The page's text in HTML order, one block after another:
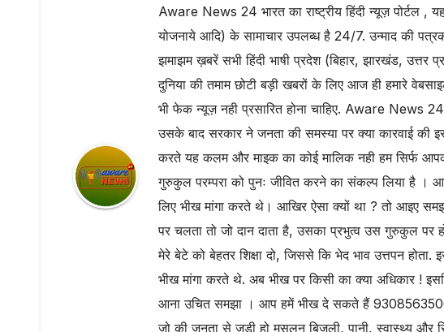
Aware News 24 भारत का राष्ट्रीय हिंदी न्यूज़ पोर्टल ,
योजनाये आदि) के सामाचार उपलब्ध है 24/7. उन्माद की
झमाझम ख़बरें सभी हिंदी भाषी प्रदेश (बिहार, झारखंड,
दुनिया की तमाम छोटी बड़ी खबरों के लिए आज ही हमारे
भी फेक न्यूज़ नही प्रसारित होना चाहिए. Aware News
उसके बाद सरकार ने जनता की समस्या पर क्या कारवाई
करते यह कलम और माइक का कोई मालिक नही हम सिर्फ
गुरुकुल परम्परा को पुनः जीवित करने का संकल्प लिया है ।
लिए भीख मांगा करते थे। आखिर ऐसा क्यों था ? तो आइए
पर चलता तो जो दान दाता है, उसका प्रभुत्व उस गुरुकुल पर
मेरे बेटे को बेहतर शिक्षा दो, जिससे कि भेद भाव उत्तपन
भीख मांगा करते थे. अब भीख पर किसी का क्या अधिकार !
आना उचित समझा । आप हमें भीख दे सकते हैं
जो की जनता से जुडी हो मसलन बिजली, पानी, स्वास्थ्य और